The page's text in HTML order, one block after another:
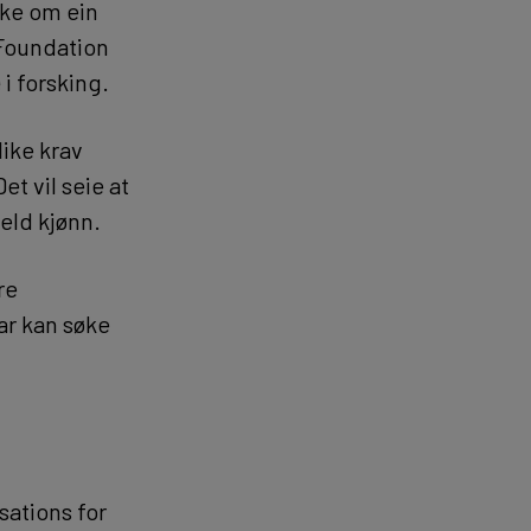
om ein
i forsking.
krav
vil seie at
kjønn.
kan søke
for